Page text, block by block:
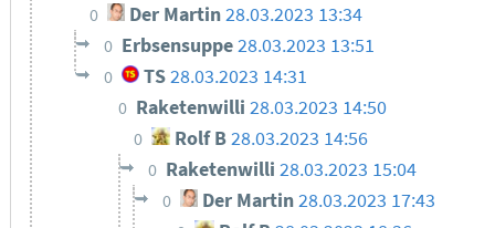
0 Der Martin28.03.2023 13:34
0 Erbsensuppe28.03.2023 13:51
0 TS28.03.2023 14:31
0 Raketenwilli28.03.2023 14:50
0 Rolf B28.03.2023 14:56
0 Raketenwilli 28.03.2023 15:04
0 Der Martin28.03.2023 17:43